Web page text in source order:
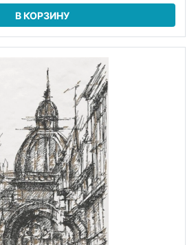
В КОРЗИНУ